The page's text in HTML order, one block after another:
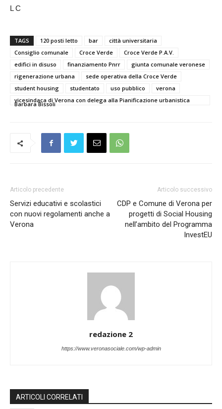
L C
TAGS 120 posti letto bar
città universitaria
Consiglio comunale
Croce Verde
Croce Verde P.A.V.
edifici in disuso
finanziamento Pnrr
giunta comunale veronese
rigenerazione urbana
sede operativa della Croce Verde
student housing
studentato uso pubblico
verona
vicesindaca di Verona con delega alla Pianificazione urbanistica
Barbara Bissoli
Articolo precedente
Servizi educativi e scolastici
con nuovi regolamenti anche a
Verona
Articolo successivo
CDP e Comune di Verona per
progetti di Social Housing
nell’ambito del Programma
InvestEU
redazione 2
https://www.veronasociale.com/wp-admin
ARTICOLI CORRELATI